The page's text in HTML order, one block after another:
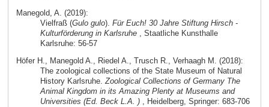
Manegold, A. (2019):
Vielfraß (Gulo gulo). Für Euch! 30 Jahre Stiftung Hirsch -
Kulturförderung in Karlsruhe, Staatliche Kunsthalle
Karlsruhe: 56-57
Höfer H., Manegold A., Riedel A., Trusch R., Verhaagh M. (2018):
The zoological collections of the State Museum of Natural
History Karlsruhe.Zoological Collections of Germany The
Animal Kingdom in its Amazing Plenty at Museums and
Universities (Ed. Beck L.A. ), Heidelberg, Springer: 683-706